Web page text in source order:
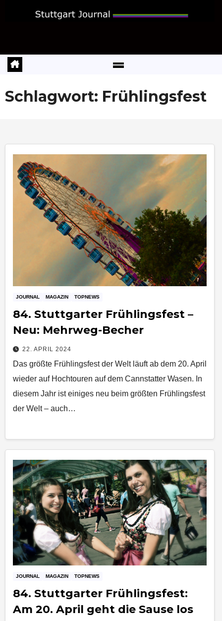
Schlagwort: Frühlingsfest
JOURNAL MAGAZIN TOPNEWS
84. Stuttgarter Frühlingsfest –
Neu: Mehrweg-Becher
22. APRIL 2024
Das größte Frühlingsfest der Welt läuft ab dem 20. April
wieder auf Hochtouren auf dem Cannstatter Wasen. In
diesem Jahr ist einiges neu beim größten Frühlingsfest
der Welt – auch…
JOURNAL MAGAZIN TOPNEWS
84. Stuttgarter Frühlingsfest:
Am 20. April geht die Sause los